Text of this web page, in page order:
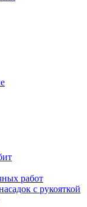
работ
с рукояткой